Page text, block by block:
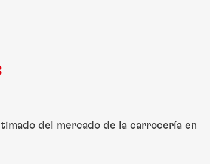
del mercado de la carrocería en